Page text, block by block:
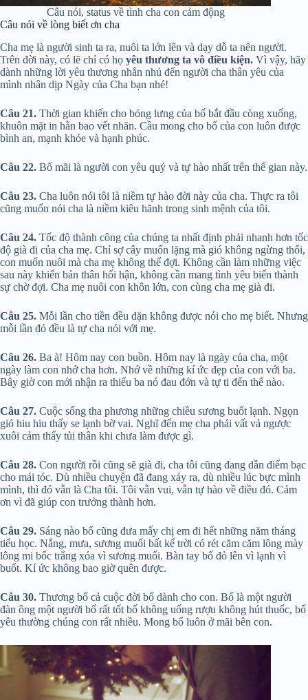
Câu nói, status về tình cha con cảm động
Câu nói về lòng biết ơn cha
Cha mẹ là người sinh ta ra, nuôi ta lớn lên và dạy dỗ ta nên người.
Trên đời này, có lẽ chỉ có họ yêu thương ta vô điều kiện. Vì vậy, hãy
dành những lời yêu thương nhắn nhủ đến người cha thân yêu của
mình nhân dịp Ngày của Cha bạn nhé!
Câu 21. Thời gian khiến cho bóng lưng của bố bắt đầu còng xuống,
khuôn mặt in hằn bao vết nhăn. Cầu mong cho bố của con luôn được
bình an, mạnh khỏe và hạnh phúc.
Câu 22. Bố mãi là người con yêu quý và tự hào nhất trên thế gian này.
Câu 23. Cha luôn nói tôi là niềm tự hào đời này của cha. Thực ra tôi
cũng muốn nói cha là niềm kiêu hãnh trong sinh mệnh của tôi.
Câu 24. Tốc độ thành công của chúng ta nhất định phải nhanh hơn tốc
độ già đi của cha mẹ. Chỉ sợ cây muốn lặng mà gió không ngừng thổi,
con muốn nuôi mà cha mẹ không thể đợi. Không cần làm những việc
sau này khiến bản thân hối hận, không cần mang tình yêu biến thành
sự chờ đợi. Cha mẹ nuôi con khôn lớn, con cùng cha mẹ già đi.
Câu 25. Mỗi lần cho tiền đều dặn không được nói cho mẹ biết. Nhưng
mỗi lần đó đều là tự cha nói với mẹ.
Câu 26. Ba à! Hôm nay con buồn. Hôm nay là ngày của cha, một
ngày làm con nhớ cha hơn. Nhớ về những kí ức đẹp của con với ba.
Bây giờ con mới nhận ra thiếu ba nó đau đớn và tự ti đến thế nào.
Câu 27. Cuộc sống tha phương những chiều sương buốt lạnh. Ngọn
gió hiu hiu thấy se lạnh bờ vai. Nghĩ đến mẹ cha phải vất vả ngược
xuôi cảm thấy tủi thân khi chưa làm được gì.
Câu 28. Con người rồi cũng sẽ già đi, cha tôi cũng đang dần điểm bạc
cho mái tóc. Dù nhiều chuyện đã đang xảy ra, dù nhiều lúc bực mình
mình, thì đó vẫn là Cha tôi. Tôi vẫn vui, vẫn tự hào về điều đó. Cảm
ơn vì đã giúp con trưởng thành hơn.
Câu 29. Sáng nào bố cũng đưa mấy chị em đi hết những năm tháng
tiểu học. Nắng, mưa, sương muối bất kể trời có rét căm căm lông mày
lông mi bốc trắng xóa vì sương muối. Bàn tay bố đỏ lên vì lạnh vì
buốt. Kí ức không bao giờ quên được.
Câu 30. Thương bố cả cuộc đời bố dành cho con. Bố là một người
đàn ông một người bố rất tốt bố không uống rượu không hút thuốc, bố
yêu thường chúng con rất nhiều. Mong bố luôn ở mãi bên con.